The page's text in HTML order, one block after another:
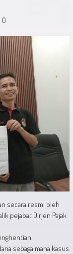
0
secara resmi oleh
pejabat Dirjen Pajak
sebagaimana kasus